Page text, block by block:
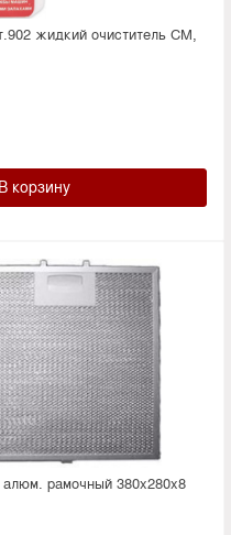
жидкий очиститель СМ,
рамочный 380х280х8